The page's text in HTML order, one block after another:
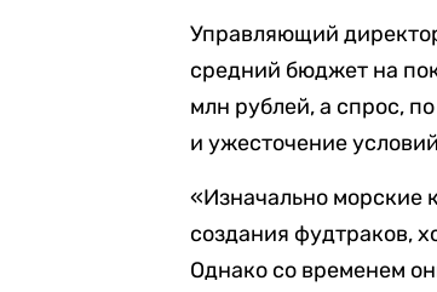
Управляющий
средний бюджет на
млн рублей, а спрос,
и ужесточение
«Изначально морские
создания фудтраков,
Однако со временем